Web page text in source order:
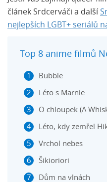
článek Srdcerváči a další
nejlepších LGBT+ seriálů
Top 8 anime filmů
Bubble
Léto s Marnie
O chloupek (A
Léto, kdy zemřel
Vrchol nebes
Šikioriori
Dům na vlnách